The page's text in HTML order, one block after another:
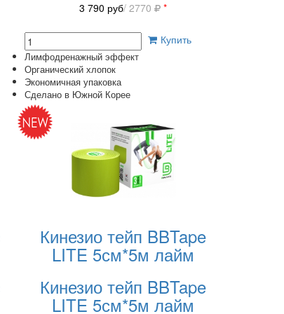
3 790 руб/ 2770 *
Купить
Лимфодренажный эффект
Органический хлопок
Экономичная упаковка
Сделано в Южной Корее
Кинезио тейп BBTape
LITE 5см*5м лайм
Кинезио тейп BBTape
LITE 5см*5м лайм